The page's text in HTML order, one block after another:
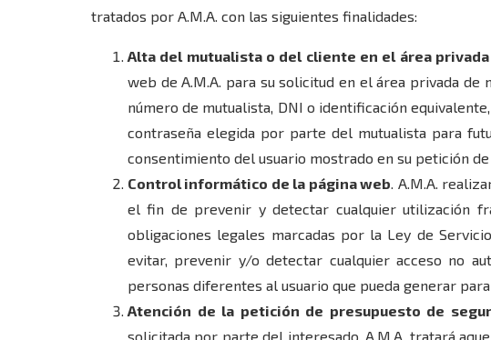
tratados por A.M.A. con las siguientes finalidades:
Alta del mutualista o del cliente en el área
web de A.M.A. para su solicitud en el área privada
número de mutualista, DNI o identificación
contraseña elegida por parte del mutualista para
consentimiento del usuario mostrado en su petición de
Control informático de la página web. A.M.A.
el fin de prevenir y detectar cualquier utilización
obligaciones legales marcadas por la Ley de
evitar, prevenir y/o detectar cualquier acceso no
personas diferentes al usuario que pueda generar
Atención de la petición de presupuesto de
solicitada por parte del interesado, A.M.A. tratará